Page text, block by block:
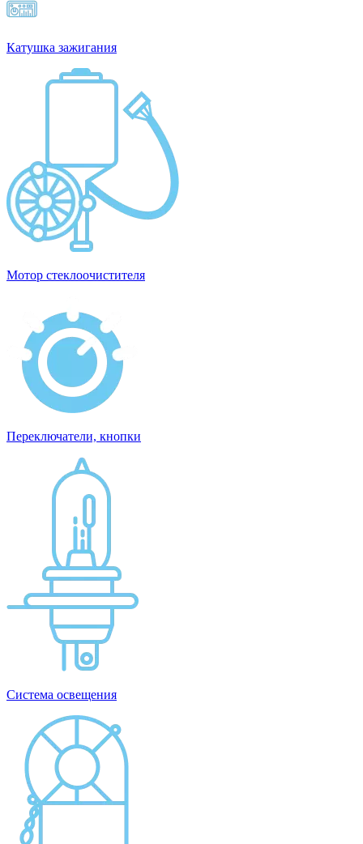
Катушка зажигания
Мотор стеклоочистителя
Переключатели, кнопки
Система освещения